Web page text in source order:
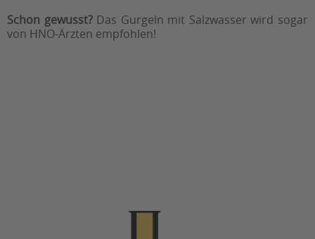
Schon gewusst?Das Gurgeln mit Salzwasser wird sogar
von HNO-Ärzten empfohlen!